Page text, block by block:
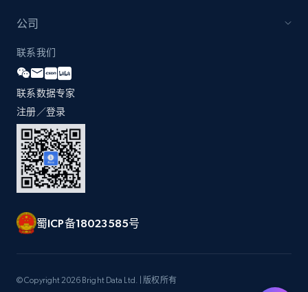
price, Currency, Availability, Reviews count, and
2.1K+
Amazon products global dataset -
Collecting products by keyword search
Title, Seller name, Brand, Description, Initial
more.
2.1K+ 375+ 立即开始
公司
联系我们
联系数据专家
注册／登录
蜀ICP备18023585号
© Copyright 2026 Bright Data Ltd. | 版权所有